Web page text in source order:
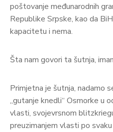
poštovanje međunarodnih
Republike Srpske, kao da
kapacitetu i nema.
Šta nam govori ta šutnja,
Primjetna je šutnja, nadamo
„gutanje knedli“ Osmorke u
vlasti, svojevrsnom
preuzimanjem vlasti po